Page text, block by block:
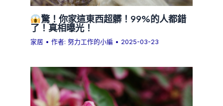
驚！你家這東西超髒！99%的人都錯
了！真相曝光！
家居 • 作者:努力工作的小編 • 2025-03-23